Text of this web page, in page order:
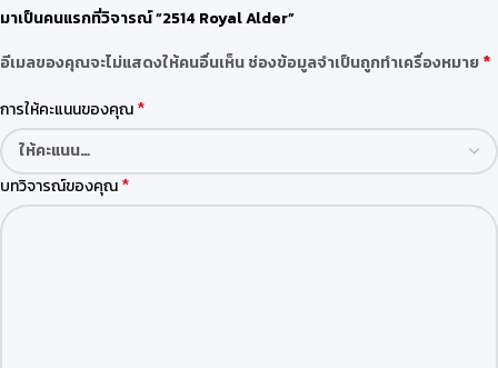
มาเป็นคนแรกที่วิจารณ์ “2514 Royal Alder”
อีเมลของคุณจะไม่แสดงให้คนอื่นเห็นช่องข้อมูลจำเป็นถูกทำเครื่องหมาย*
การให้คะแนนของคุณ*
บทวิจารณ์ของคุณ*